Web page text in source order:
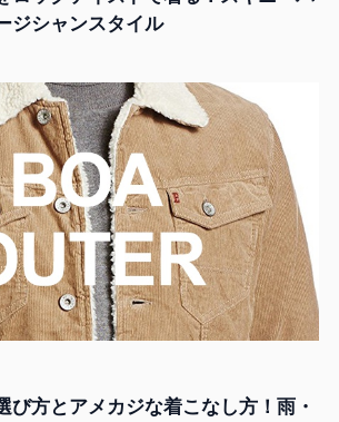
ジシャンスタイル
び方とアメカジな着こなし方！雨・